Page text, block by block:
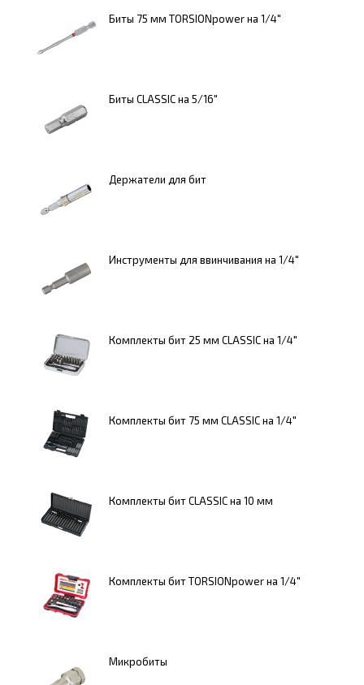
Биты 75 мм TORSIONpower на 1/4"
Биты CLASSIC на 5/16"
Держатели для бит
Инструменты для ввинчивания на 1/4"
Комплекты бит 25 мм CLASSIC на 1/4"
Комплекты бит 75 мм CLASSIC на 1/4"
Комплекты бит CLASSIC на 10 мм
Комплекты бит TORSIONpower на 1/4"
Микробиты